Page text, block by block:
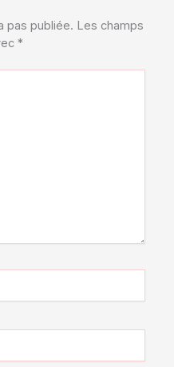
pas publiée. Les champs
*